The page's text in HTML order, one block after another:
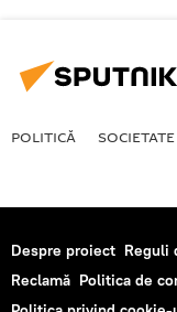
POLITICĂ SOCIETATE
Despre proiect Reguli
Reclamă Politica de